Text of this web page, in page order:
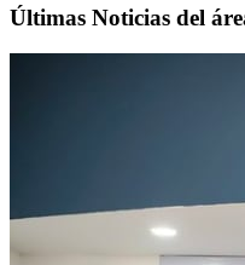
Últimas Noticias del